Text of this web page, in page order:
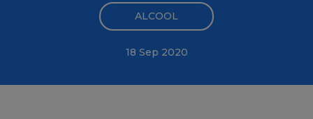
ALCOOL
18 Sep 2020